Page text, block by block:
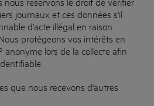
journaux et ces données s'il
d'acte illégal en raison
protégeons vos intérêts en
anonyme lors de la collecte afin
que nous recevons d'autres